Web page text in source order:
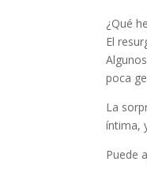
¿Qué
El
poca
La
íntima,
Puede